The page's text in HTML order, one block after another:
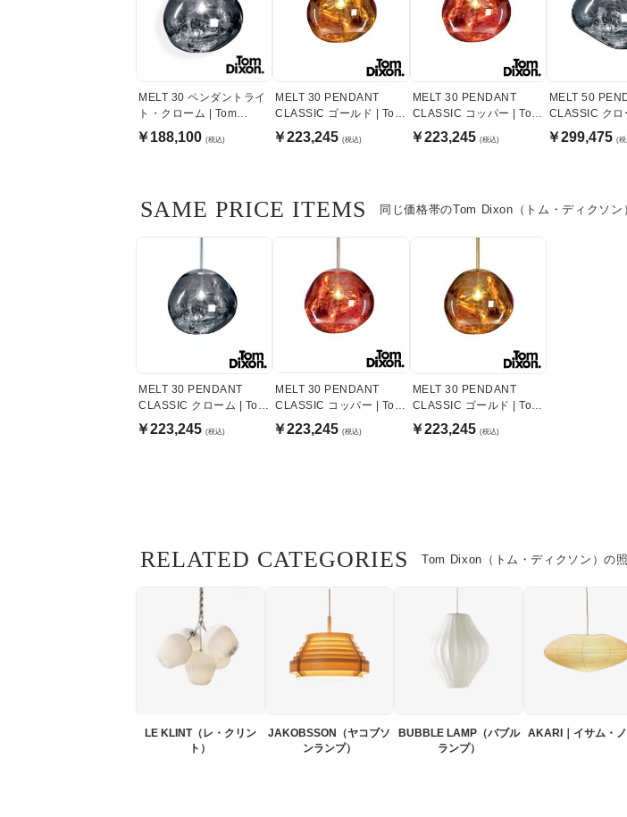
MELT 30 ペンダントライ
ト・クローム | Tom
Dixon
￥188,100 (税込)
MELT 30 PENDANT
CLASSIC ゴールド | Tom
Dixon
￥223,245 (税込)
MELT 30 PENDANT
CLASSIC コッパー | Tom
Dixon
￥223,245 (税込)
MELT 50
CLASSIC クロ
Dixon
￥299,475 (
同じ価格帯のTom Dixon（トム・ディクソン
SAME PRICE ITEMS
MELT 30 PENDANT
CLASSIC クローム | Tom
Dixon
￥223,245 (税込)
MELT 30 PENDANT
CLASSIC コッパー | Tom
Dixon
￥223,245 (税込)
MELT 30 PENDANT
CLASSIC ゴールド | Tom
Dixon
￥223,245 (税込)
Tom Dixon（トム・ディクソン）の
RELATED CATEGORIES
LE KLINT（レ・クリン
ト）
JAKOBSSON（ヤコブソ
ンランプ）
BUBBLE LAMP（バブル
ランプ）
AKARI｜イサム・